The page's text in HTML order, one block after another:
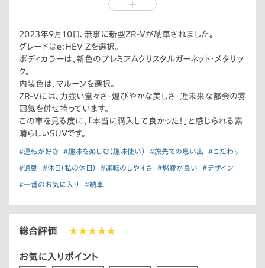
2023年9月10日、無事に新型ZR-Vが納車されました。
グレードはe:HEV Zを選択。
ボディカラーは、新色のプレミアムクリスタルガーネット・メタリッ
ク。
内装色は、マルーンを選択。
ZR-Vには、力強い堂々さ・煌びやかな美しさ・近未来な都会の雰
囲気を併せ持っています。
この車を見る度に、「本当に購入して良かった！」と感じられる素
晴らしいSUVです。
#運転が好き #趣味を楽しむ（趣味使い） #旅先での思い出 #こだわり
#通勤 #休日（私の休日） #運転のしやすさ #燃費が良い #デザイン
#一番のお気に入り #納車
総合評価 ★★★★★
お気に入りポイント